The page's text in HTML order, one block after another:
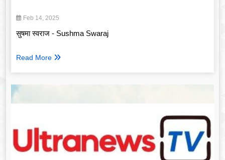
Feb 14, 2025
सुषमा स्वराज - Sushma Swaraj
Read More